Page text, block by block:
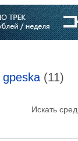
gpeska (11)
Искать